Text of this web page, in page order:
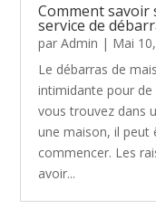
Comment savoir
service de
parAdmin | Mai
Le débarras de
intimidante pour de
vous trouvez dans
une maison, il peut
commencer. Les
avoir...